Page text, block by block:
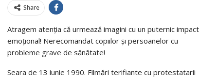
Share
Atragem atenția că urmează imagini cu un puternic impact
emoțional! Nerecomandat copiilor și persoanelor cu
probleme grave de sănătate!
Seara de 13 iunie 1990. Filmări terifiante cu protestatarii